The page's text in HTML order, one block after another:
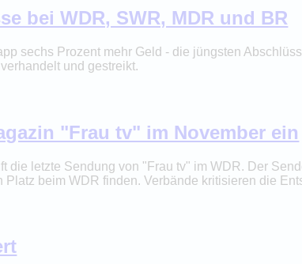
bei WDR, SWR, MDR und BR
sechs Prozent mehr Geld - die jüngsten
und gestreikt.
"Frau tv" im November ein
die letzte Sendung von "Frau tv" im WDR. Der
Platz beim WDR finden. Verbände kritisieren die